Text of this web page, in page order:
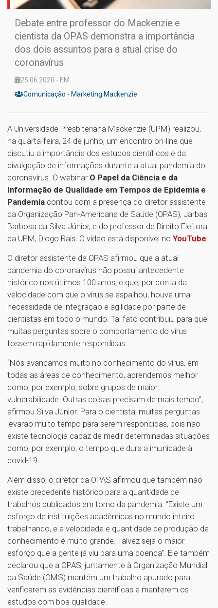
Debate entre professor do Mackenzie e
cientista da OPAS demonstra a importância
dos dois assuntos para a atual crise do
coronavírus
25.06.2020 - EM
Comunicação - Marketing Mackenzie
A Universidade Presbiteriana Mackenzie (UPM) realizou,
na quarta-feira, 24 de junho, um encontro on-line que
discutiu a importância dos estudos científicos e da
divulgação de informações durante a atual pandemia do
coronavírus. O webinar O Papel da Ciência e da
Informação de Qualidade em Tempos de Epidemia e
Pandemia contou com a presença do diretor assistente
da Organização Pan-Americana de Saúde (OPAS), Jarbas
Barbosa da Silva Júnior, e do professor de Direito Eleitoral
da UPM, Diogo Rais. O vídeo está disponível no YouTube.
O diretor assistente da OPAS afirmou que a atual
pandemia do coronavírus não possui antecedente
histórico nos últimos 100 anos, e que, por conta da
velocidade com que o vírus se espalhou, houve uma
necessidade de integração e agilidade por parte de
cientistas em todo o mundo. Tal fato contribuiu para que
muitas perguntas sobre o comportamento do vírus
fossem rapidamente respondidas.
“Nós avançamos muito no conhecimento do vírus, em
todas as áreas de conhecimento, aprendemos melhor
como, por exemplo, sobre grupos de maior
vulnerabilidade. Outras coisas precisam de mais tempo”,
afirmou Silva Júnior. Para o cientista, muitas perguntas
levarão muito tempo para serem respondidas, pois não
existe tecnologia capaz de medir determinadas situações
como, por exemplo, o tempo que dura a imunidade à
covid-19.
Além disso, o diretor da OPAS afirmou que também não
existe precedente histórico para a quantidade de
trabalhos publicados em torno da pandemia. “Existe um
esforço de instituições acadêmicas no mundo inteiro
trabalhando, e a velocidade e quantidade de produção de
conhecimento é muito grande. Talvez seja o maior
esforço que a gente já viu para uma doença”. Ele também
declarou que a OPAS, juntamente à Organização Mundial
da Saúde (OMS) mantém um trabalho apurado para
verificarem as evidências científicas e manterem os
estudos com boa qualidade.